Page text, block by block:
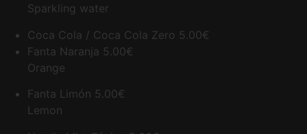
Sparkling water
Coca Cola / Coca Cola Zero 5.00€
Fanta Naranja 5.00€
Orange
Fanta Limón 5.00€
Lemon